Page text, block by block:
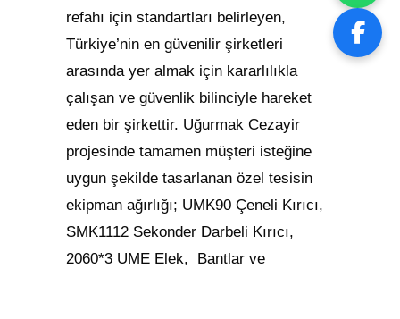
refahı için standartları belirleyen,
Türkiye’nin en güvenilir şirketleri
arasında yer almak için kararlılıkla
çalışan ve güvenlik bilinciyle hareket
eden bir şirkettir. Uğurmak Cezayir
projesinde tamamen müşteri isteğine
uygun şekilde tasarlanan özel tesisin
ekipman ağırlığı; UMK90 Çeneli Kırıcı,
SMK1112 Sekonder Darbeli Kırıcı,
2060*3 UME Elek, Bantlar ve